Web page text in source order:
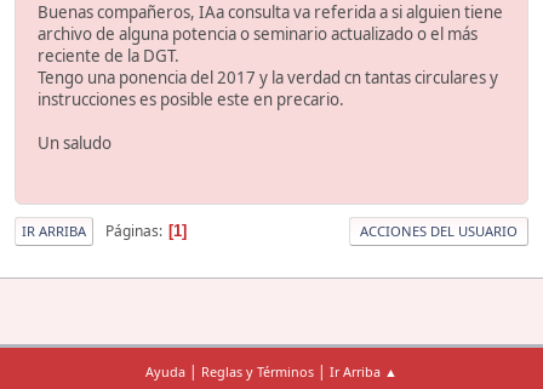
Buenas compañeros, IAa consulta va referida a si alguien tiene
archivo de alguna potencia o seminario actualizado o el más
reciente de la DGT.
Tengo una ponencia del 2017 y la verdad cn tantas circulares y
instrucciones es posible este en precario.
Un saludo
IR ARRIBA Páginas 1 ACCIONES DEL USUARIO
Ayuda | Reglas y Términos | Ir Arriba ▲